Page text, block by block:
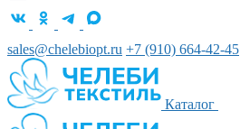
sales@chelebiopt.ru +7 (910) 664-42-45
Каталог